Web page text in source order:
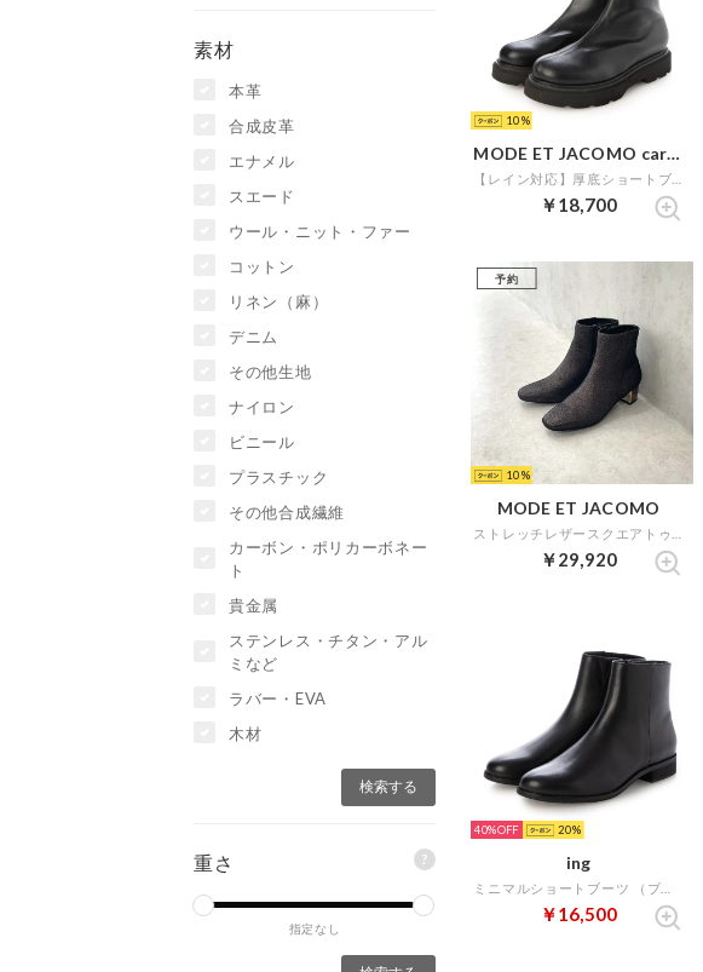
素材
本革
合成皮革
エナメル
スエード
ウール・ニット・ファー
コットン
リネン（麻）
デニム
その他生地
ナイロン
ビニール
プラスチック
その他合成繊維
カーボン・ポリカーボネー
ト
貴金属
ステンレス・チタン・アル
ミなど
ラバー・EVA
木材
重さ ?
指定なし
10
MODE ET JACOMO carino
￥18,700
予約
10
MODE ET JACOMO
￥29,920
40% 20
ing
￥16,500